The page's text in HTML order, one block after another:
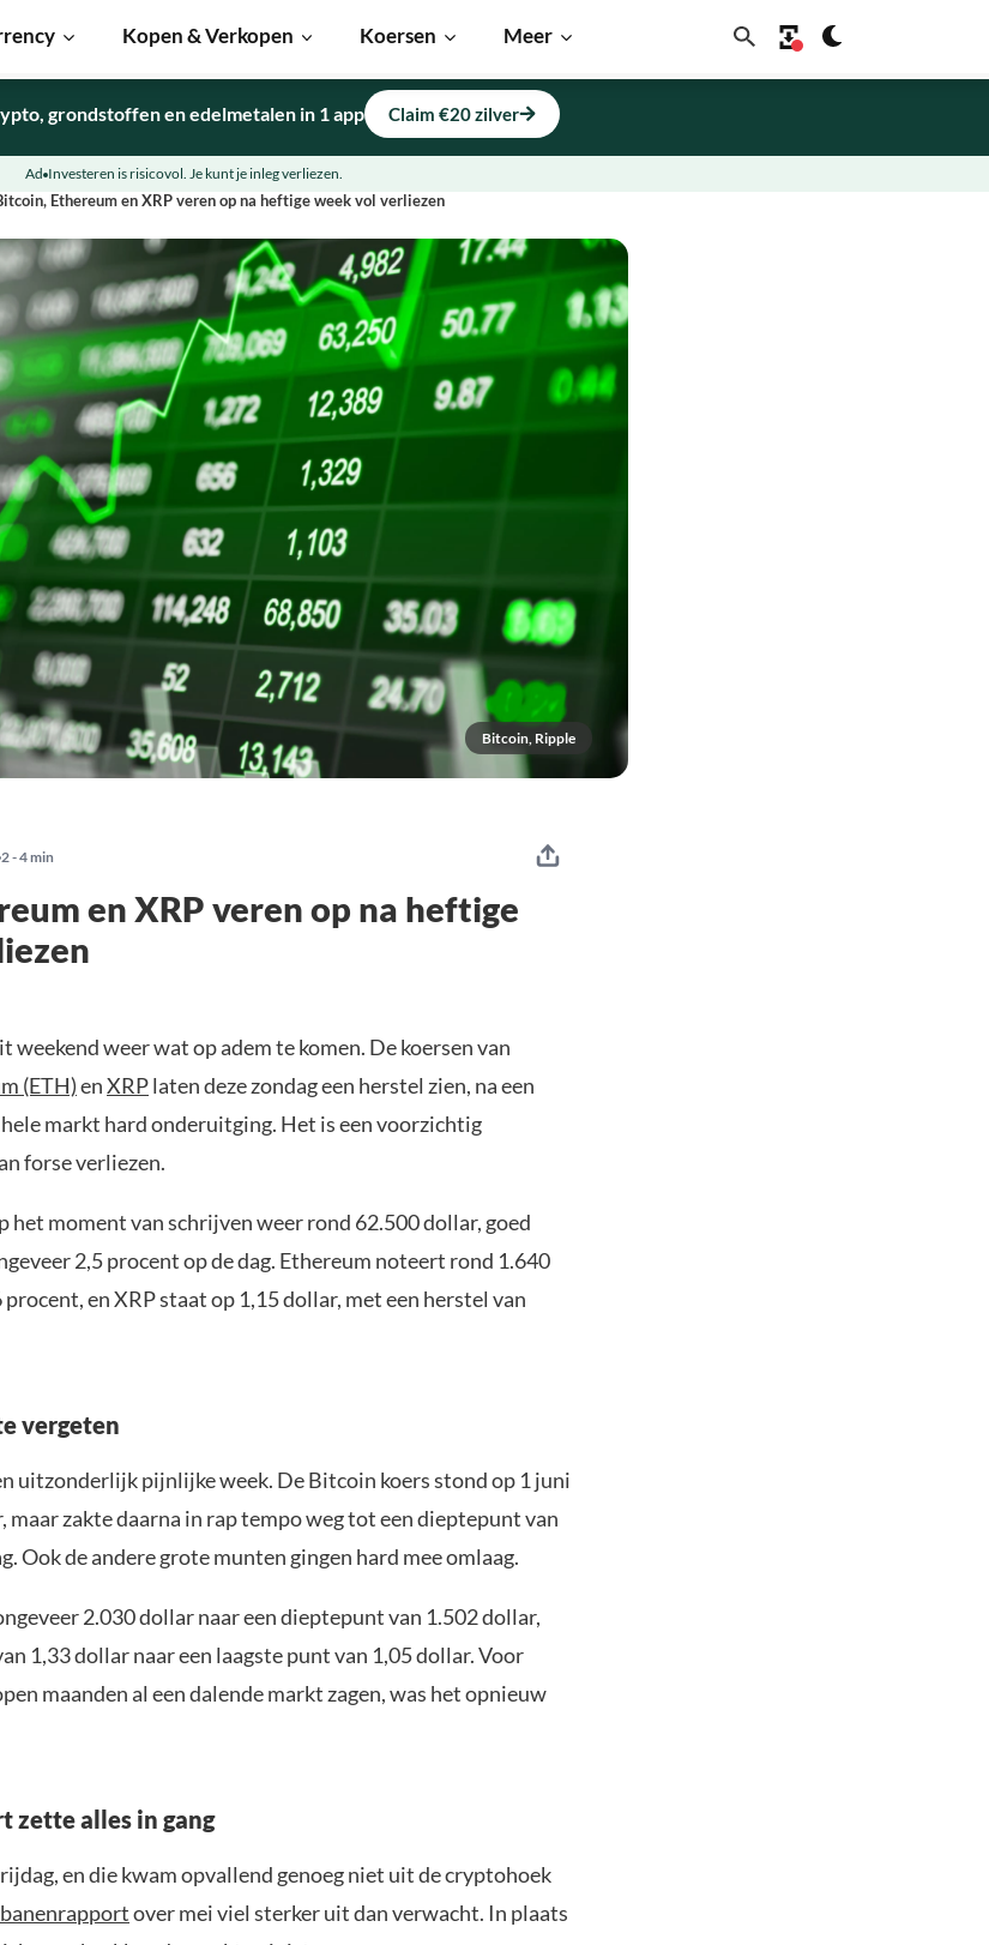
Kopen & Verkopen Koersen Meer
Ethereum en XRP veren op na heftige week vol verliezen
Bitcoin, Ripple
grondstoffen en edelmetalen in 1 app Claim €20 zilver
Ad Investeren is risicovol. Je kunt je inleg verliezen.
2 - 4 min
en XRP veren op na heftige
weer wat op adem te komen. De koersen van
(ETH)enXRPlaten deze zondag een herstel zien, na een
markt hard onderuitging. Het is een voorzichtig
forse verliezen.
het moment van schrijven weer rond 62.500 dollar, goed
2,5 procent op de dag. Ethereum noteert rond 1.640
en XRP staat op 1,15 dollar, met een herstel van
vergeten
uitzonderlijk pijnlijke week. De Bitcoin koers stond op 1 juni
maar zakte daarna in rap tempo weg tot een dieptepunt van
Ook de andere grote munten gingen hard mee omlaag.
2.030 dollar naar een dieptepunt van 1.502 dollar,
1,33 dollar naar een laagste punt van 1,05 dollar. Voor
maanden al een dalende markt zagen, was het opnieuw
zette alles in gang
en die kwam opvallend genoeg niet uit de cryptohoek
over mei viel sterker uit dan verwacht. In plaats